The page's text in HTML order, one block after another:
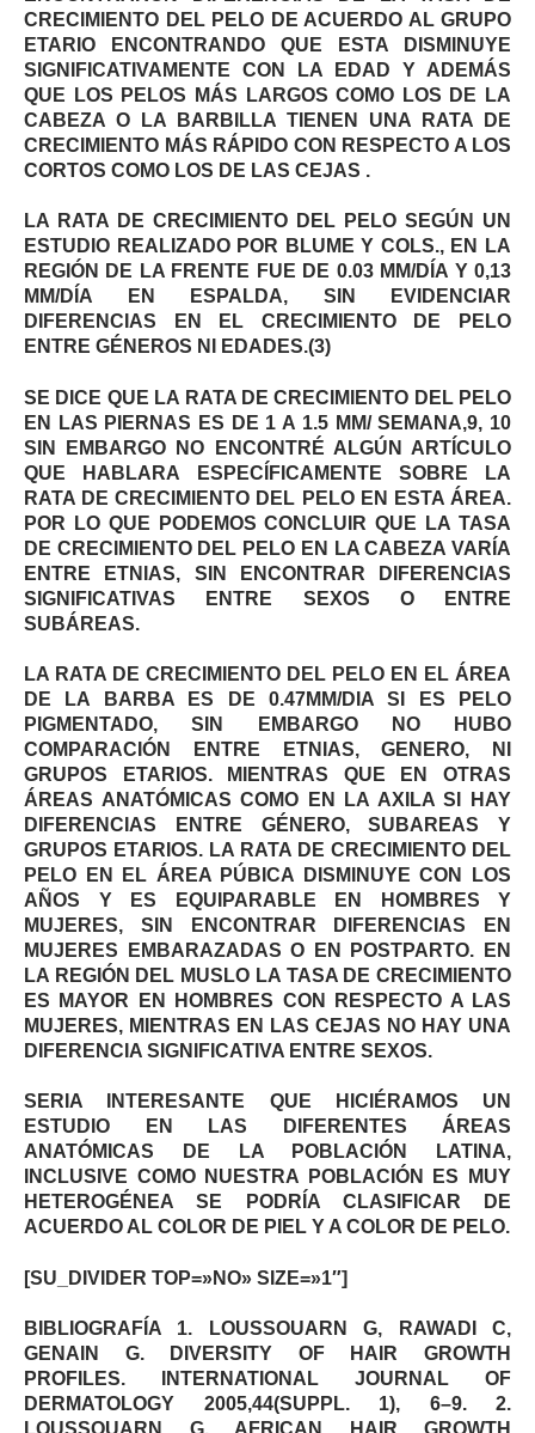
CRECIMIENTO DEL PELO DE ACUERDO AL GRUPO
ETARIO ENCONTRANDO QUE ESTA DISMINUYE
SIGNIFICATIVAMENTE CON LA EDAD Y ADEMÁS
QUE LOS PELOS MÁS LARGOS COMO LOS DE LA
CABEZA O LA BARBILLA TIENEN UNA RATA DE
CRECIMIENTO MÁS RÁPIDO CON RESPECTO A LOS
CORTOS COMO LOS DE LAS CEJAS .
LA RATA DE CRECIMIENTO DEL PELO SEGÚN UN
ESTUDIO REALIZADO POR BLUME Y COLS., EN LA
REGIÓN DE LA FRENTE FUE DE 0.03 MM/DÍA Y 0,13
MM/DÍA EN ESPALDA, SIN EVIDENCIAR
DIFERENCIAS EN EL CRECIMIENTO DE PELO
ENTRE GÉNEROS NI EDADES.(3)
SE DICE QUE LA RATA DE CRECIMIENTO DEL PELO
EN LAS PIERNAS ES DE 1 A 1.5 MM/ SEMANA,9, 10
SIN EMBARGO NO ENCONTRÉ ALGÚN ARTÍCULO
QUE HABLARA ESPECÍFICAMENTE SOBRE LA
RATA DE CRECIMIENTO DEL PELO EN ESTA ÁREA.
POR LO QUE PODEMOS CONCLUIR QUE LA TASA
DE CRECIMIENTO DEL PELO EN LA CABEZA VARÍA
ENTRE ETNIAS, SIN ENCONTRAR DIFERENCIAS
SIGNIFICATIVAS ENTRE SEXOS O ENTRE
SUBÁREAS.
LA RATA DE CRECIMIENTO DEL PELO EN EL ÁREA
DE LA BARBA ES DE 0.47MM/DIA SI ES PELO
PIGMENTADO, SIN EMBARGO NO HUBO
COMPARACIÓN ENTRE ETNIAS, GENERO, NI
GRUPOS ETARIOS. MIENTRAS QUE EN OTRAS
ÁREAS ANATÓMICAS COMO EN LA AXILA SI HAY
DIFERENCIAS ENTRE GÉNERO, SUBAREAS Y
GRUPOS ETARIOS. LA RATA DE CRECIMIENTO DEL
PELO EN EL ÁREA PÚBICA DISMINUYE CON LOS
AÑOS Y ES EQUIPARABLE EN HOMBRES Y
MUJERES, SIN ENCONTRAR DIFERENCIAS EN
MUJERES EMBARAZADAS O EN POSTPARTO. EN
LA REGIÓN DEL MUSLO LA TASA DE CRECIMIENTO
ES MAYOR EN HOMBRES CON RESPECTO A LAS
MUJERES, MIENTRAS EN LAS CEJAS NO HAY UNA
DIFERENCIA SIGNIFICATIVA ENTRE SEXOS.
SERIA INTERESANTE QUE HICIÉRAMOS UN
ESTUDIO EN LAS DIFERENTES ÁREAS
ANATÓMICAS DE LA POBLACIÓN LATINA,
INCLUSIVE COMO NUESTRA POBLACIÓN ES MUY
HETEROGÉNEA SE PODRÍA CLASIFICAR DE
ACUERDO AL COLOR DE PIEL Y A COLOR DE PELO.
[SU_DIVIDER TOP=»NO» SIZE=»1″]
BIBLIOGRAFÍA 1. LOUSSOUARN G, RAWADI C,
GENAIN G. DIVERSITY OF HAIR GROWTH
PROFILES. INTERNATIONAL JOURNAL OF
DERMATOLOGY 2005,44(SUPPL. 1), 6–9. 2.
LOUSSOUARN G. AFRICAN HAIR GROWTH